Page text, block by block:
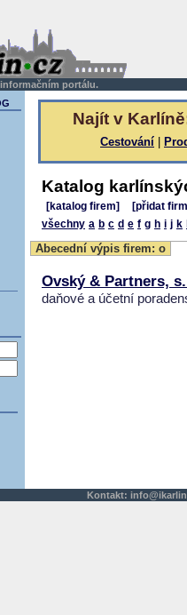
portálu.
Najít v
Cestování
Katalog
[katalog firem]
[přidat
všechny a b c d e f g h i j k
Abecední výpis firem: o
Ovský & Partners,
daňové a účetní
Kontakt: